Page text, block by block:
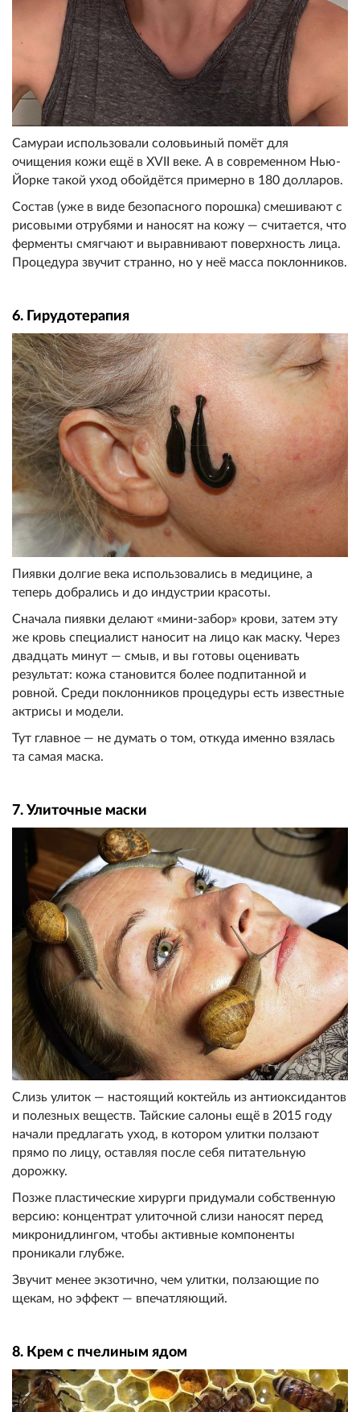
Самураи использовали соловьиный помёт для
очищения кожи ещё в XVII веке. А в современном Нью-
Йорке такой уход обойдётся примерно в 180 долларов.
Состав (уже в виде безопасного порошка) смешивают с
рисовыми отрубями и наносят на кожу — считается, что
ферменты смягчают и выравнивают поверхность лица.
Процедура звучит странно, но у неё масса поклонников.
6. Гирудотерапия
Пиявки долгие века использовались в медицине, а
теперь добрались и до индустрии красоты.
Сначала пиявки делают «мини-забор» крови, затем эту
же кровь специалист наносит на лицо как маску. Через
двадцать минут — смыв, и вы готовы оценивать
результат: кожа становится более подпитанной и
ровной. Среди поклонников процедуры есть известные
актрисы и модели.
Тут главное — не думать о том, откуда именно взялась
та самая маска.
7. Улиточные маски
Слизь улиток — настоящий коктейль из антиоксидантов
и полезных веществ. Тайские салоны ещё в 2015 году
начали предлагать уход, в котором улитки ползают
прямо по лицу, оставляя после себя питательную
дорожку.
Позже пластические хирурги придумали собственную
версию: концентрат улиточной слизи наносят перед
микронидлингом, чтобы активные компоненты
проникали глубже.
Звучит менее экзотично, чем улитки, ползающие по
щекам, но эффект — впечатляющий.
8. Крем с пчелиным ядом